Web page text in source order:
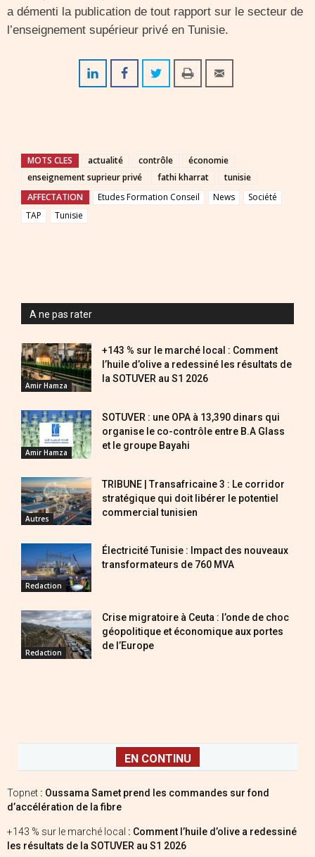
a démenti la publication de tout rapport sur le secteur de
l’enseignement supérieur privé en Tunisie.
MOTS CLES actualité contrôle
économie
enseignement suprieur privé
fathi kharrat
tunisie
AFFECTATION
Etudes Formation Conseil News
Société
TAP
Tunisie
A ne pas rater
Amir Hamza
+143 % sur le marché local : Comment
l’huile d’olive a redessiné les résultats de
la SOTUVER au S1 2026
Amir Hamza
SOTUVER : une OPA à 13,390 dinars qui
organise le co-contrôle entre B.A Glass
et le groupe Bayahi
Autres
TRIBUNE | Transafricaine 3 : Le corridor
stratégique qui doit libérer le potentiel
commercial tunisien
Redaction
Électricité Tunisie : Impact des nouveaux
transformateurs de 760 MVA
Redaction
Crise migratoire à Ceuta : l’onde de choc
géopolitique et économique aux portes
de l’Europe
EN CONTINU
Topnet : Oussama Samet prend les commandes sur fond
d’accélération de la fibre
+143 % sur le marché local : Comment l’huile d’olive a redessiné
les résultats de la SOTUVER au S1 2026